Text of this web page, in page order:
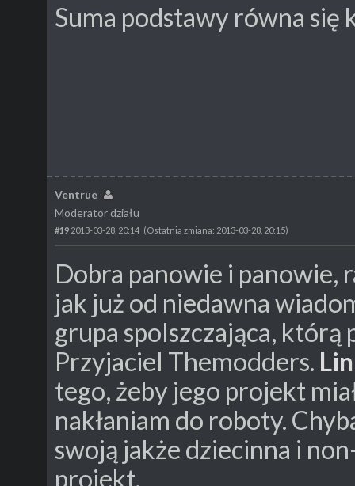
Suma podstawy równa
Ventrue
Moderator działu
#19 2013-03-28, 20:14 (Ostatnia zmiana: 2013-03-28, 20:15)
Dobra panowie i panowie,
jak już od niedawna
grupa spolszczająca,
Przyjaciel Themodders.
tego, żeby jego projekt
nakłaniam do roboty.
swoją jakże dziecinna i
projekt.